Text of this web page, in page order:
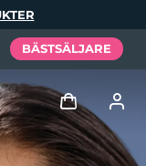
BÄSTSÄLJARE